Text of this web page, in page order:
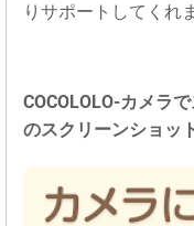
りサポートしてくれ
COCOLOLO-カメラ
のスクリーンショッ